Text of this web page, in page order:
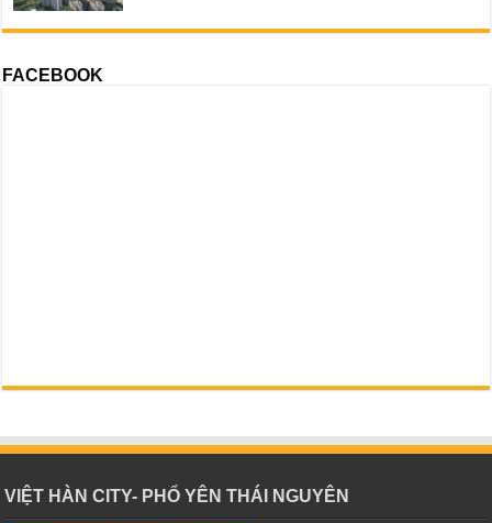
FACEBOOK
VIỆT HÀN CITY- PHỔ YÊN THÁI NGUYÊN